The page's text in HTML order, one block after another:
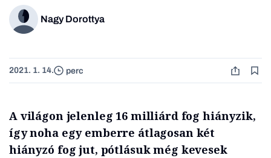
Nagy Dorottya
2021. 1. 14. perc
A világon jelenleg 16 milliárd fog hiányzik,
így noha egy emberre átlagosan két
hiányzó fog jut, pótlásuk még kevesek